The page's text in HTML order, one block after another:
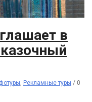
в
Рекламные туры / 0